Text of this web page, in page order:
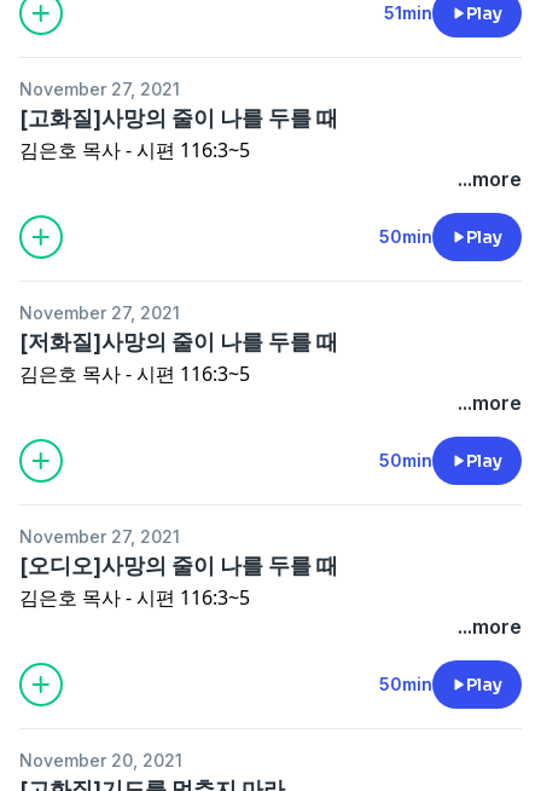
51min Play
November 27, 2021
[고화질]사망의 줄이 나를 두를 때
김은호 목사 - 시편 116:3~5
...more
50min Play
November 27, 2021
[저화질]사망의 줄이 나를 두를 때
김은호 목사 - 시편 116:3~5
...more
50min Play
November 27, 2021
[오디오]사망의 줄이 나를 두를 때
김은호 목사 - 시편 116:3~5
...more
50min Play
November 20, 2021